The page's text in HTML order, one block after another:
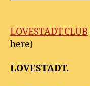
LOVESTADT.CLUB
here)
LOVESTADT.